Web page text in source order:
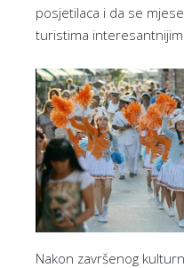
posjetilaca i da se
turistima interesantnijim.
Nakon završenog